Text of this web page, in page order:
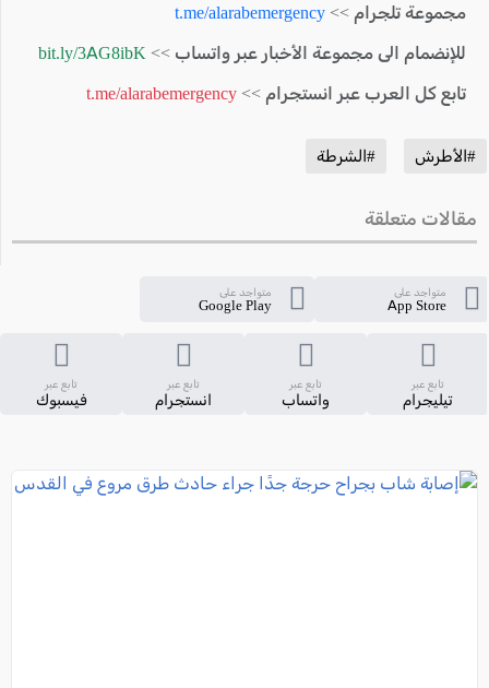
مجموعة تلجرام >> t.me/alarabemergency
للإنضمام الى مجموعة الأخبار عبر واتساب >> bit.ly/3AG8ibK
تابع كل العرب عبر انستجرام >> t.me/alarabemergency
#الأطرش #الشرطة
مقالات متعلقة
متواجد على
App Store
متواجد على
Google Play
تابع عبر
تيليجرام
تابع عبر
واتساب
تابع عبر
انستجرام
تابع عبر
فيسبوك